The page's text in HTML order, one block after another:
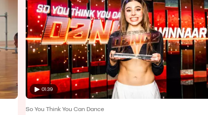
01:39
So You Think You Can Dance